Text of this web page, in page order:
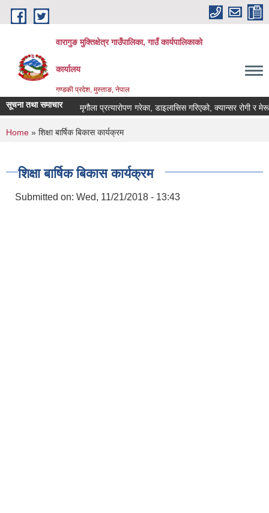
Skip to main content
वारागुङ मुक्तिक्षेत्र गाउँपालिका, गाउँ कार्यपालिकाको
कार्यालय
गण्डकी प्रदेश, मुस्ताङ, नेपाल
सूचना तथा समाचार मृगौला प्रत्यारोपण गरेका, डाइलासिस गरिएको, क्यान्सर रोगी र
You are here
Home » शिक्षा बार्षिक बिकास कार्यक्रम
शिक्षा बार्षिक बिकास कार्यक्रम
Submitted on: Wed, 11/21/2018 - 13:43